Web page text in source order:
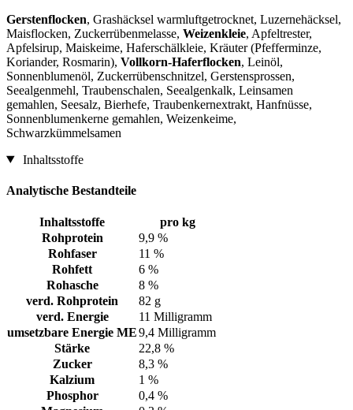
Gerstenflocken, Grashäcksel warmluftgetrocknet, Luzernehäcksel,
Maisflocken, Zuckerrübenmelasse, Weizenkleie, Apfeltrester,
Apfelsirup, Maiskeime, Haferschälkleie, Kräuter (Pfefferminze,
Koriander, Rosmarin), Vollkorn-Haferflocken, Leinöl,
Sonnenblumenöl, Zuckerrübenschnitzel, Gerstensprossen,
Seealgenmehl, Traubenschalen, Seealgenkalk, Leinsamen
gemahlen, Seesalz, Bierhefe, Traubenkernextrakt, Hanfnüsse,
Sonnenblumenkerne gemahlen, Weizenkeime,
Schwarzkümmelsamen
Inhaltsstoffe
Analytische Bestandteile
Inhaltsstoffe
pro kg
Rohprotein
9,9 %
Rohfaser
11 %
Rohfett
6 %
Rohasche
8 %
verd. Rohprotein
82 g
verd. Energie
11 Milligramm
umsetzbare Energie ME9,4 Milligramm
Stärke
22,8 %
Zucker
8,3 %
Kalzium
1 %
Phosphor
0,4 %